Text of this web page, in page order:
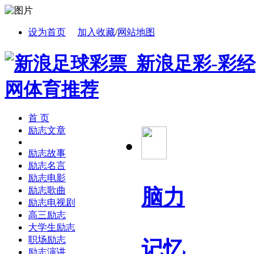
设为首页 加入收藏/网站地图
脑力
记忆
首 页
励志文章
励志故事
励志名言
励志电影
励志歌曲
励志电视剧
高三励志
大学生励志
职场励志